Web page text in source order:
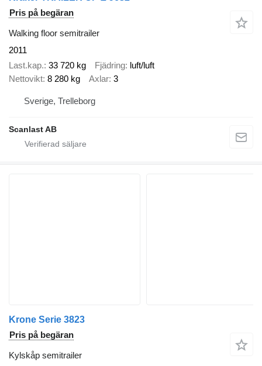
Pris på begäran
Walking floor semitrailer
2011
Last.kap. 33 720 kg Fjädring luft/luft
Nettovikt 8 280 kg Axlar 3
Sverige, Trelleborg
Scanlast AB
Krone Serie 3823
Pris på begäran
Kylskåp semitrailer